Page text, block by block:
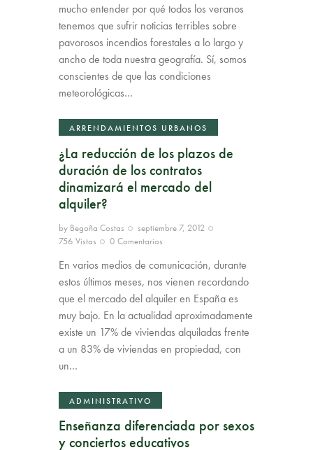
mucho entender por qué todos los veranos
tenemos que sufrir noticias terribles sobre
pavorosos incendios forestales a lo largo y
ancho de toda nuestra geografía. Sí, somos
conscientes de que las condiciones
meteorológicas…
ARRENDAMIENTOS URBANOS
¿La reducción de los plazos de
duración de los contratos
dinamizará el mercado del
alquiler?
by Begoña Costas
septiembre 7, 2012
756 Vistas 0 Comentarios
En varios medios de comunicación, durante
estos últimos meses, nos vienen recordando
que el mercado del alquiler en España es
muy bajo. En la actualidad aproximadamente
existe un 17% de viviendas alquiladas frente
a un 83% de viviendas en propiedad, con
un…
ADMINISTRATIVO
Enseñanza diferenciada por sexos
y conciertos educativos